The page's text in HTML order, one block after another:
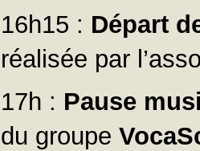
16h15 : Départ
réalisée par
17h : Pause
du groupe